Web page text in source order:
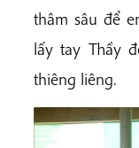
thâm sâu để
lấy tay Thầy
thiêng liêng.